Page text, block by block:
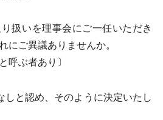
扱いを理事会にご一任いただき
にご異議ありませんか。
ぶ者あり〕
と認め、そのように決定いたし